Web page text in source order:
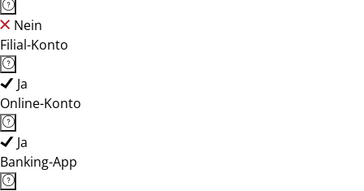
Nein
Filial-Konto
Ja
Online-Konto
Ja
Banking-App